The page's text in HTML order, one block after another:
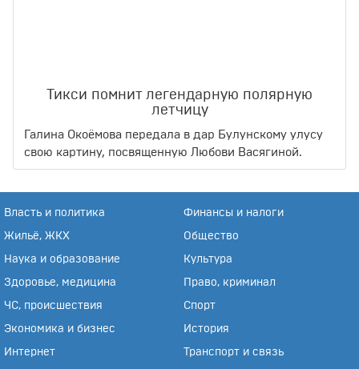
Тикси помнит легендарную полярную
летчицу
Галина Окоёмова передала в дар Булунскому улусу
свою картину, посвященную Любови Васягиной.
Власть и политика Финансы и налоги
Жильё, ЖКХ Общество
Наука и образование Культура
Здоровье, медицина Право, криминал
ЧС, происшествия Спорт
Экономика и бизнес История
Интернет Транспорт и связь